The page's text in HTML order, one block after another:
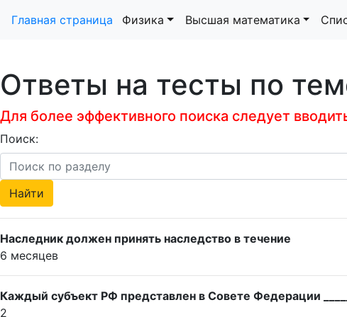
Главная страница Физика Высшая математика
Ответы на тесты по
Для более эффективного поиска следует
Поиск:
Наследник должен принять наследство в течение
6 месяцев
Каждый субъект РФ представлен в Совете Федерации
2